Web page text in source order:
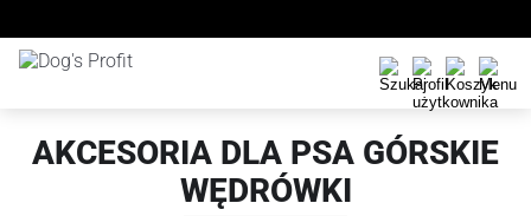
AKCESORIA DLA PSA GÓRSKIE
WĘDRÓWKI